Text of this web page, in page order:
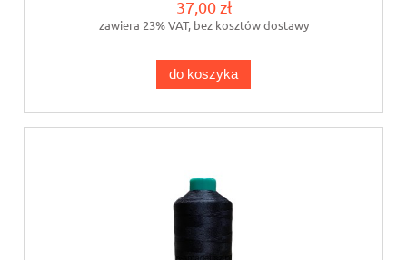
37,00 zł
zawiera 23% VAT, bez kosztów dostawy
do koszyka